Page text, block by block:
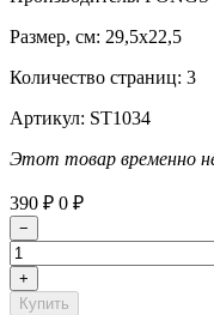
Размер, см: 29,5х22,5
Количество страниц: 3
Артикул: ST1034
Этот товар временно
390 ₽ 0 ₽